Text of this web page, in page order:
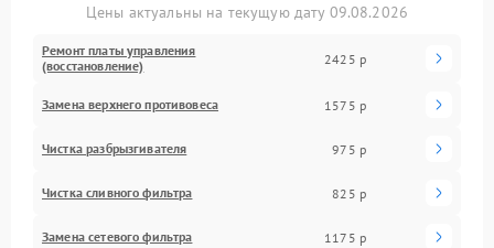
Цены актуальны на текущую дату 09.08.2026
Ремонт платы управления
(восстановление)
2425 р
Замена верхнего противовеса 1575 р
Чистка разбрызгивателя 975 р
Чистка сливного фильтра 825 р
Замена сетевого фильтра 1175 р